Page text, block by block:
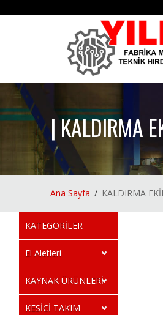
| KALDIRMA
Ana Sayfa KALDIRMA
KATEGORİLER
El Aletleri
KAYNAK ÜRÜNLERİ
KESİCİ TAKIM